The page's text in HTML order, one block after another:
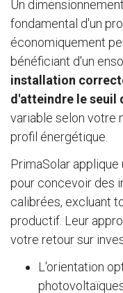
Un
fondamental d'un
économiquement
bénéficiant d'un
installation
d'atteindre le seuil
variable selon votre
profil énergétique.
PrimaSolar
pour concevoir des
calibrées, excluant
productif. Leur
votre retour sur
L'orientation